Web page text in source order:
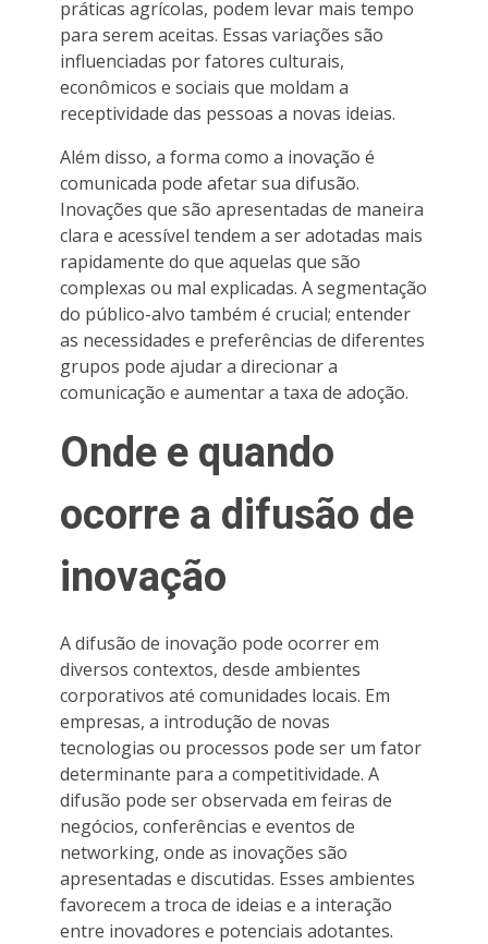
práticas agrícolas, podem levar mais tempo
para serem aceitas. Essas variações são
influenciadas por fatores culturais,
econômicos e sociais que moldam a
receptividade das pessoas a novas ideias.
Além disso, a forma como a inovação é
comunicada pode afetar sua difusão.
Inovações que são apresentadas de maneira
clara e acessível tendem a ser adotadas mais
rapidamente do que aquelas que são
complexas ou mal explicadas. A segmentação
do público-alvo também é crucial; entender
as necessidades e preferências de diferentes
grupos pode ajudar a direcionar a
comunicação e aumentar a taxa de adoção.
Onde e quando
ocorre a difusão de
inovação
A difusão de inovação pode ocorrer em
diversos contextos, desde ambientes
corporativos até comunidades locais. Em
empresas, a introdução de novas
tecnologias ou processos pode ser um fator
determinante para a competitividade. A
difusão pode ser observada em feiras de
negócios, conferências e eventos de
networking, onde as inovações são
apresentadas e discutidas. Esses ambientes
favorecem a troca de ideias e a interação
entre inovadores e potenciais adotantes.